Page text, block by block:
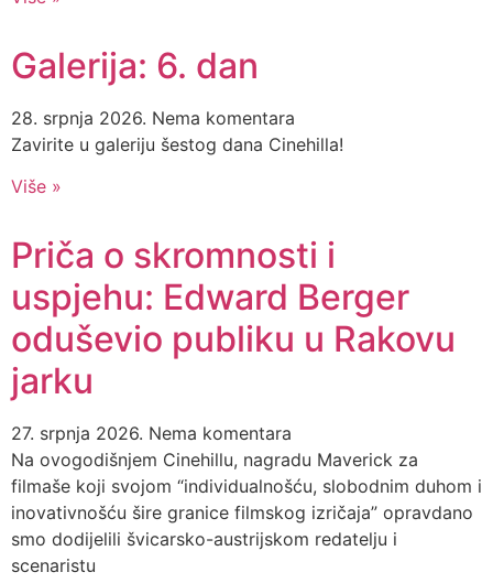
Galerija: 6. dan
28. srpnja 2026. Nema komentara
Zavirite u galeriju šestog dana Cinehilla!
Više »
Priča o skromnosti i
uspjehu: Edward Berger
oduševio publiku u Rakovu
jarku
27. srpnja 2026. Nema komentara
Na ovogodišnjem Cinehillu, nagradu Maverick za
filmaše koji svojom “individualnošću, slobodnim duhom i
inovativnošću šire granice filmskog izričaja” opravdano
smo dodijelili švicarsko-austrijskom redatelju i
scenaristu